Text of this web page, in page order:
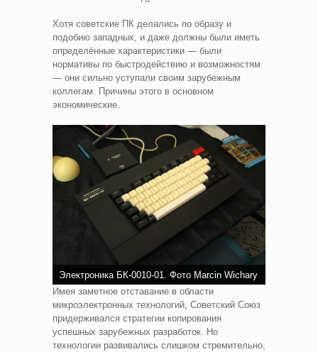
Хотя советские ПК делались по образу и
подобию западных, и даже должны были иметь
определённые характеристики — были
нормативы по быстродействию и возможностям
— они сильно уступали своим зарубежным
коллегам. Причины этого в основном
экономические.
Электроника БК-0010-01. Фото Marcin Wichary
Имея заметное отставание в области
микроэлектронных технологий, Советский Союз
придерживался стратегии копирования
успешных зарубежных разработок. Но
технологии развивались слишком стремительно,